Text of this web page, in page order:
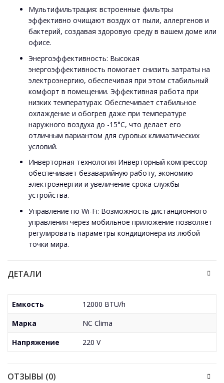
Мультифильтрация: встроенные фильтры
эффективно очищают воздух от пыли, аллергенов и
бактерий, создавая здоровую среду в вашем доме или
офисе.
Энергоэффективность: Высокая
энергоэффективность помогает снизить затраты на
электроэнергию, обеспечивая при этом стабильный
комфорт в помещении. Эффективная работа при
низких температурах: Обеспечивает стабильное
охлаждение и обогрев даже при температуре
наружного воздуха до -15°C, что делает его
отличным вариантом для суровых климатических
условий.
Инверторная технология Инверторный компрессор
обеспечивает безаварийную работу, экономию
электроэнергии и увеличение срока службы
устройства.
Управление по Wi-Fi: Возможность дистанционного
управления через мобильное приложение позволяет
регулировать параметры кондиционера из любой
точки мира.
ДЕТАЛИ
Емкость
12000 BTU/h
Марка
NC Clima
Напряжение
220 V
ОТЗЫВЫ (0)